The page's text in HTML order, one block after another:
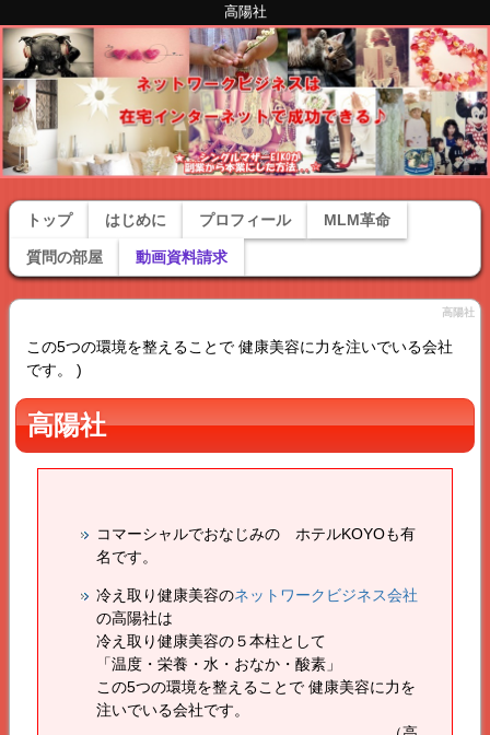
高陽社
トップ はじめに プロフィール MLM革命
質問の部屋 動画資料請求
高陽社
この5つの環境を整えることで 健康美容に力を注いでいる会社
です。 )
高陽社
コマーシャルでおなじみの ホテルKOYOも有
名です。
冷え取り健康美容のネットワークビジネス会社
の高陽社は
冷え取り健康美容の５本柱として
「温度・栄養・水・おなか・酸素」
この5つの環境を整えることで 健康美容に力を
注いでいる会社です。